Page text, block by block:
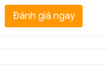
Đánh giá ngay